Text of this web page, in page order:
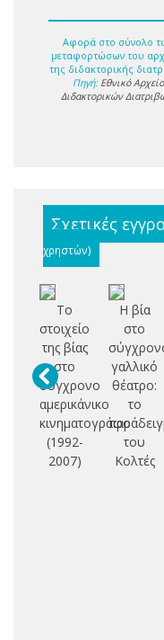
Αφορά στο σύνολο
μεταφορτώσων του
της διδακτορικής
Πηγή: Εθνικό Αρχείο
Διδακτορικών
Σχετικές
χρηστών)
Το
στοιχείο
της βίας
στο
σύγχρονο
αμερικάνικο
κινηματογράφο
(1992-
2007)
Η βία
στο
γαλλικό
θέατρο:
το
του
Κολτές